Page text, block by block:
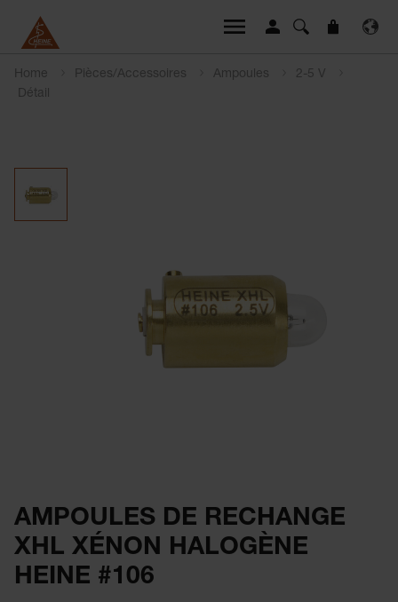
Home Pièces/Accessoires Ampoules
2-5 V
Détail
AMPOULES DE RECHANGE
XHL XÉNON HALOGÈNE
HEINE #106